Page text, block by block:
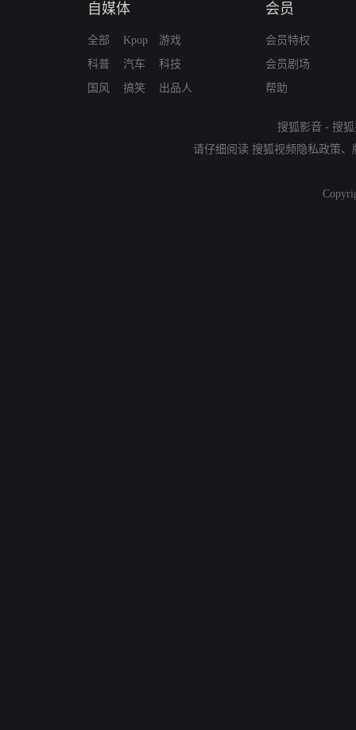
自媒体
全部
科普
国风
Kpop
汽车
搞笑
游戏
科技
出品人
会员
会员特权
会员剧场
帮助
搜狐影音 - 搜
请仔细阅读 搜狐视频隐私政策、